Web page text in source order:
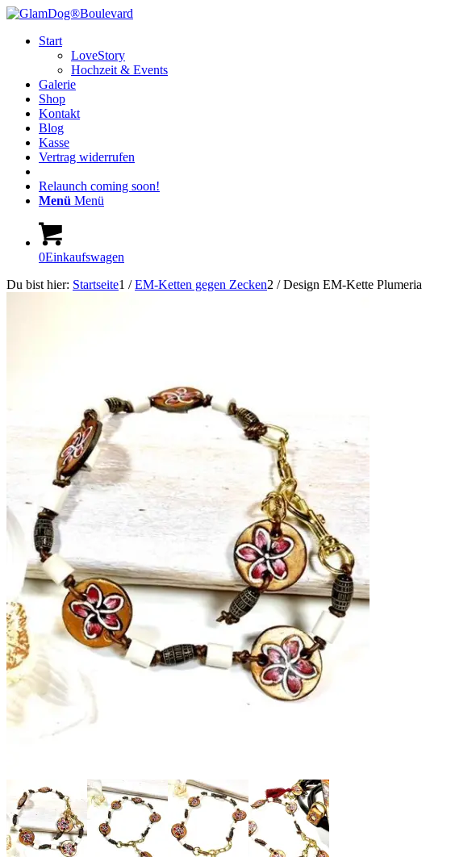
Start
LoveStory
Hochzeit & Events
Galerie
Shop
Kontakt
Blog
Kasse
Vertrag widerrufen
Relaunch coming soon!
Menü Menü
0Einkaufswagen
Du bist hier: Startseite1 / EM-Ketten gegen Zecken2 / Design EM-Kette Plumeria